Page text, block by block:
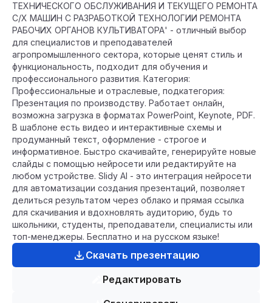
ТЕХНИЧЕСКОГО ОБСЛУЖИВАНИЯ И ТЕКУЩЕГО РЕМОНТА
С/Х МАШИН С РАЗРАБОТКОЙ ТЕХНОЛОГИИ РЕМОНТА
РАБОЧИХ ОРГАНОВ КУЛЬТИВАТОРА' - отличный выбор
для специалистов и преподавателей
агропромышленного сектора, которые ценят стиль и
функциональность, подходит для обучения и
профессионального развития. Категория:
Профессиональные и отраслевые, подкатегория:
Презентация по производству. Работает онлайн,
возможна загрузка в форматах PowerPoint, Keynote, PDF.
В шаблоне есть видео и интерактивные схемы и
продуманный текст, оформление - строгое и
информативное. Быстро скачивайте, генерируйте новые
слайды с помощью нейросети или редактируйте на
любом устройстве. Slidy AI - это интеграция нейросети
для автоматизации создания презентаций, позволяет
делиться результатом через облако и прямая ссылка
для скачивания и вдохновлять аудиторию, будь то
школьники, студенты, преподаватели, специалисты или
топ-менеджеры. Бесплатно и на русском языке!
Скачать презентацию
Редактировать